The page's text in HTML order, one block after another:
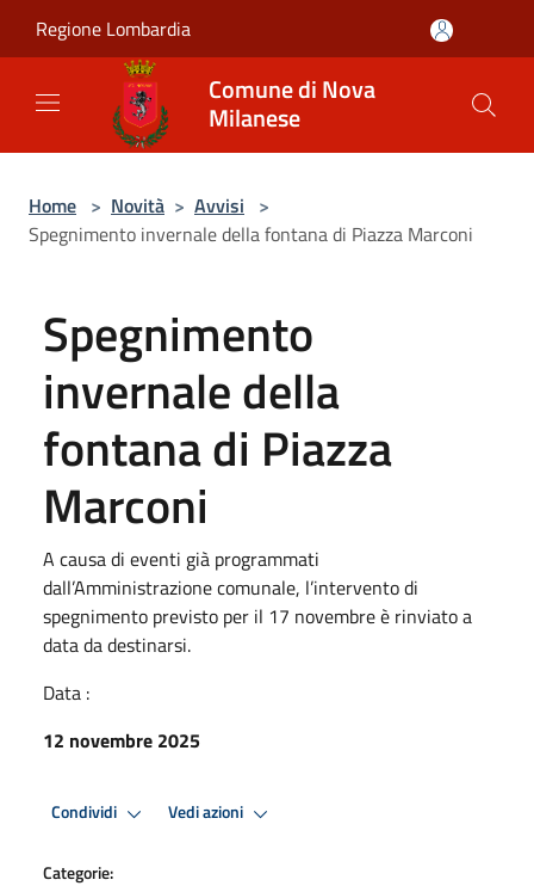
Regione Lombardia
Comune di Nova
Milanese
Home > Novità > Avvisi >
Spegnimento invernale della fontana di Piazza Marconi
Spegnimento
invernale della
fontana di Piazza
Marconi
A causa di eventi già programmati
dall’Amministrazione comunale, l’intervento di
spegnimento previsto per il 17 novembre è rinviato a
data da destinarsi.
Data :
12 novembre 2025
Condividi Vedi azioni
Categorie: